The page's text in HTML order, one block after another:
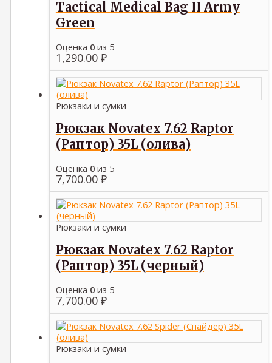
Tactical Medical Bag II Army
Green
Оценка 0из 5
1,290.00 ₽
Рюкзаки и сумки
Рюкзак Novatex 7.62 Raptor
(Раптор) 35L (олива)
Оценка 0из 5
7,700.00 ₽
Рюкзаки и сумки
Рюкзак Novatex 7.62 Raptor
(Раптор) 35L (черный)
Оценка 0из 5
7,700.00 ₽
Рюкзаки и сумки